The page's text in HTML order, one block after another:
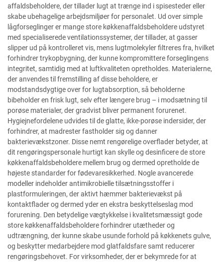
affaldsbeholdere, der tillader lugt at trænge ind i spisesteder eller
skabe ubehagelige arbejdsmiljøer for personalet. Ud over simple
lågforseglinger er mange store køkkenaffaldsbeholdere udstyret
med specialiserede ventilationssystemer, der tillader, at gasser
slipper ud på kontrolleret vis, mens lugtmolekyler filtreres fra, hvilket
forhindrer trykopbygning, der kunne kompromittere forseglingens
integritet, samtidig med at luftkvaliteten opretholdes. Materialerne,
der anvendes til fremstilling af disse beholdere, er
modstandsdygtige over for lugtabsorption, så beholderne
bibeholder en frisk lugt, selv efter længere brug – i modsætning til
porøse materialer, der gradvist bliver permanent forurenet.
Hygiejnefordelene udvides til de glatte, ikke-porøse indersider, der
forhindrer, at madrester fastholder sig og danner
bakterievækstzoner. Disse nemt rengørelige overflader betyder, at
dit rengøringspersonale hurtigt kan skylle og desinficere de store
køkkenaffaldsbeholdere mellem brug og dermed opretholde de
højeste standarder for fødevaresikkerhed. Nogle avancerede
modeller indeholder antimikrobielle tilsætningsstoffer i
plastformuleringen, der aktivt hæmmer bakterievækst på
kontaktflader og dermed yder en ekstra beskyttelseslag mod
forurening. Den betydelige vægtykkelse i kvalitetsmæssigt gode
store køkkenaffaldsbeholdere forhindrer utætheder og
udtrængning, der kunne skabe usunde forhold på køkkenets gulve,
og beskytter medarbejdere mod glatfaldsfare samt reducerer
rengøringsbehovet. For virksomheder, der er bekymrede for at